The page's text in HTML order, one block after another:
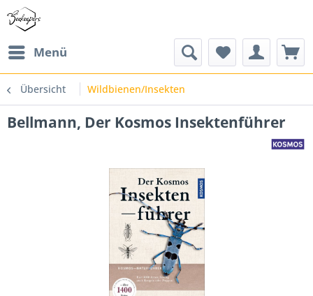
Menü
Übersicht Wildbienen/Insekten
Bellmann, Der Kosmos Insektenführer